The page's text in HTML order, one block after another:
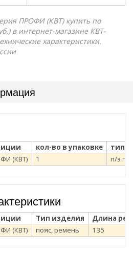
ПРОФИ (КВТ) купить по
в интернет-магазине КВТ-
характеристики.
кол-во в упаковке тип
(КВТ) 1 п/э
Тип изделия Длина
(КВТ) пояс, ремень 135